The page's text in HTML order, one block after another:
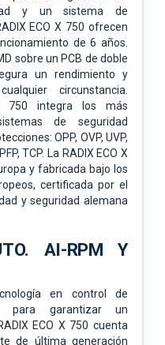
y un sistema de
ECO X 750 ofrecen
de 6 años.
sobre un PCB de doble
un rendimiento y
circunstancia.
750 integra los más
de seguridad
OPP, OVP, UVP,
TCP. La RADIX ECO X
y fabricada bajo los
certificada por el
y seguridad alemana
AI-RPM Y
en control de
para garantizar un
ECO X 750 cuenta
de última generación